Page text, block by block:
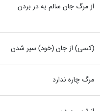
از مرگ جان سالم به در بردن
(کسی) از جان (خود) سیر شدن
مرگ چاره ندارد